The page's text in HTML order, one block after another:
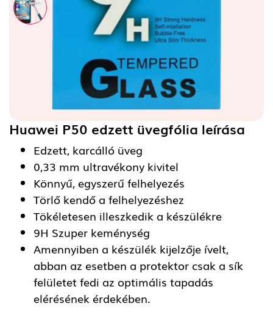
Huawei P50 edzett üvegfólia leírása
Edzett, karcálló üveg
0,33 mm ultravékony kivitel
Könnyű, egyszerű felhelyezés
Törlő kendő a felhelyezéshez
Tökéletesen illeszkedik a készülékre
9H Szuper keménység
Amennyiben a készülék kijelzője ívelt,
abban az esetben a protektor csak a sík
felületet fedi az optimális tapadás
elérésének érdekében.